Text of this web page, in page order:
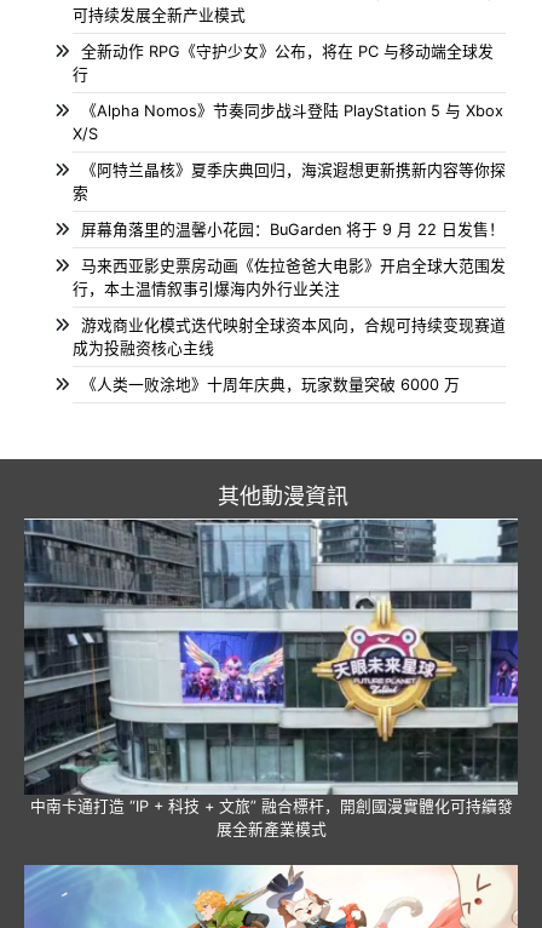
可持续发展全新产业模式
全新动作 RPG《守护少女》公布，将在 PC 与移动端全球发
行
《Alpha Nomos》节奏同步战斗登陆 PlayStation 5 与 Xbox
X/S
《阿特兰晶核》夏季庆典回归，海滨遐想更新携新内容等你探
索
屏幕角落里的温馨小花园：BuGarden 将于 9 月 22 日发售！
马来西亚影史票房动画《佐拉爸爸大电影》开启全球大范围发
行，本土温情叙事引爆海内外行业关注
游戏商业化模式迭代映射全球资本风向，合规可持续变现赛道
成为投融资核心主线
《人类一败涂地》十周年庆典，玩家数量突破 6000 万
其他動漫資訊
中南卡通打造 “IP + 科技 + 文旅” 融合標杆，開創國漫實體化可持續發
展全新產業模式